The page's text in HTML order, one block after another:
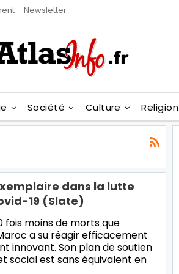
Newsletter
Société Culture Religion
dans la lutte
19 (Slate)
fois moins de morts que
a su réagir efficacement
innovant. Son plan de soutien
social est sans équivalent en